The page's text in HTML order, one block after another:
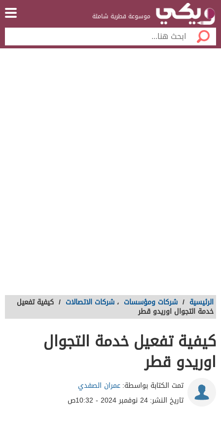
موسوعة قطرية شاملة
الرئيسية / شركات ومؤسسات ، شركات الاتصالات / كيفية تفعيل
خدمة التجوال اوريدو قطر
كيفية تفعيل خدمة التجوال
اوريدو قطر
تمت الكتابة بواسطة:عمران الصفدي
تاريخ النشر:24 نوفمبر 2024 - 10:32ص